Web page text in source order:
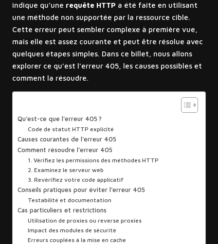
indique qu’une requête HTTP a été faite en utilisant
une méthode non supportée par la ressource cible.
Cette erreur peut sembler complexe à première vue,
mais elle est assez courante et peut être résolue avec
quelques étapes simples. Dans ce billet, nous allons
explorer ce qu’est l’erreur 405, les causes possibles et
comment la résoudre.
Qu’est-ce que l’erreur 405 ?
Code de statut HTTP explicité
Causes courantes de l’erreur 405
Comment résoudre l’erreur 405
1. Vérifiez les permissions des méthodes HTTP
2. Examinez le serveur web
3. Revérifiez votre code applicatif
Conseils pratiques pour éviter l’erreur 405
Testabilité et documentation
Cas particuliers et restrictions
Utilisation de proxies ou reverse proxies
Impact des modules de sécurité
Erreurs couplées à la mise en cache